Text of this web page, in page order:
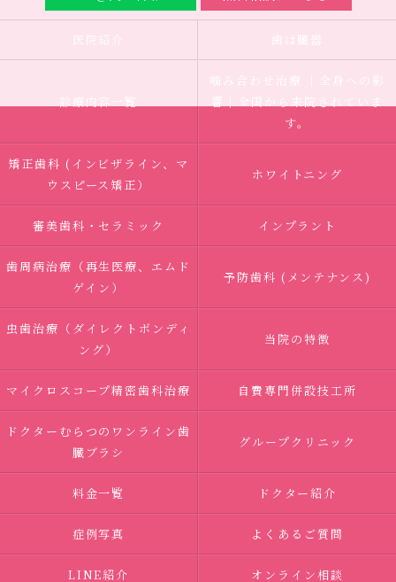
医院紹介 歯は臓器
診療内容一覧
噛み合わせ治療 ｜全身への影
響｜全国から来院されていま
す。
矯正歯科 (インビザライン、マ
ウスピース矯正）
ホワイトニング
審美歯科・セラミック インプラント
歯周病治療（再生医療、エムド
ゲイン）
予防歯科 (メンテナンス)
虫歯治療（ダイレクトボンディ
ング）
当院の特徴
マイクロスコープ精密歯科治療 自費専門併設技工所
ドクターむらつのワンライン歯
臓ブラシ
グループクリニック
料金一覧 ドクター紹介
症例写真 よくあるご質問
LINE紹介 オンライン相談